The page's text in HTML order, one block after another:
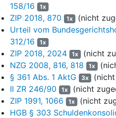
werden solle. Die
Gesellschaft keinen Entzug der
ausdrückliche Ermächtigung
hätten sie mit dem Beschluss
der Liquidatoren gerade die
laufenden Geschäfte zu
aufgelösten Gesellschaft zu
umzusetzen.
7
Der Wirksamkeit des mit
Kaufvertrags stehe
158/16
1x
ZIP 2018, 870 1x (nicht
Urteil vom
312/16
1x
ZIP 2018, 2024 1x (nicht
NZG 2008, 816, 818
1x
§ 361 Abs. 1 AktG
3x (nicht
II ZR 246/90
1x (nicht
ZIP 1991, 1066
1x (nicht
HGB § 303